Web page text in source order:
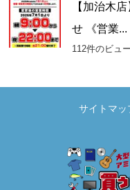
【加治木
せ 《営業...
112件のビュー
サイトマッ